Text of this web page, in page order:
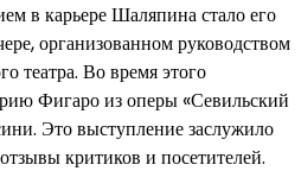
в карьере Шаляпина стало его
организованном руководством
театра. Во время этого
Фигаро из оперы «Севильский
Это выступление заслужило
критиков и посетителей.